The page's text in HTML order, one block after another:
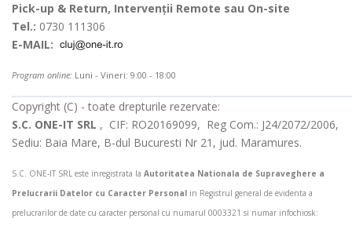
Pick-up & Return, Intervenții Remote sau On-site
Tel.: 0730 111306
E-MAIL:
Program online: Luni - Vineri: 9:00 - 18:00
Copyright (C) - toate drepturile rezervate:
S.C. ONE-IT SRL , CIF: RO20169099, Reg Com.: J24/2072/2006,
Sediu: Baia Mare, B-dul Bucuresti Nr 21, jud. Maramures.
S.C. ONE-IT SRL este inregistrata la Autoritatea Nationala de Supraveghere a
Prelucrarii Datelor cu Caracter Personal in Registrul general de evidenta a
prelucrarilor de date cu caracter personal cu numarul 0003321 si numar infochiosk: